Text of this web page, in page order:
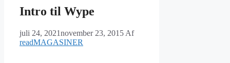
Intro til Wype
juli 24, 2021november 23, 2015 Af
readMAGASINER